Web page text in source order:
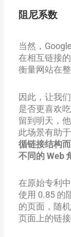
阻尼系数
当然，
在相互链接
衡量网站在
因此，让我
是否更喜欢
留到明天，
此场景有助
循链接结构
不同的 Web
在原始专利
使用 0.85 的
的页面，随
页面上的链